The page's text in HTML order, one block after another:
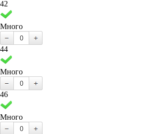
42
Много
44
Много
46
Много